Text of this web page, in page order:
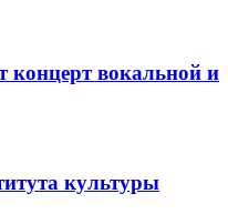
концерт вокальной и
культуры